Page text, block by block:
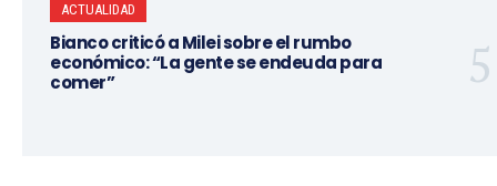
ACTUALIDAD
Bianco criticó a Milei sobre el rumbo
económico: “La gente se endeuda para
comer”